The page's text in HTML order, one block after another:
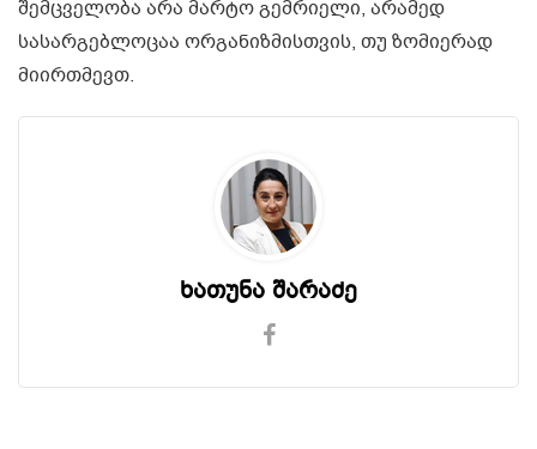
შემცველობა არა მარტო გემრიელი, არამედ
სასარგებლოცაა ორგანიზმისთვის, თუ ზომიერად
მიირთმევთ.
ხათუნა შარაძე